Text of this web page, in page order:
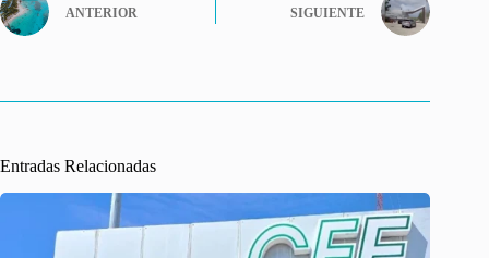
ANTERIOR SIGUIENTE
Entradas Relacionadas